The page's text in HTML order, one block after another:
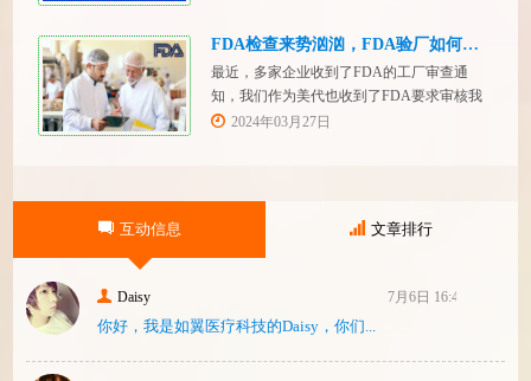
有关技术文件的要求。MDR技术文档结构：
FDA检查来势汹汹，FDA验厂如何应对？
最近，多家企业收到了FDA的工厂审查通
知，我们作为美代也收到了FDA要求审核我
们客户验厂的通知邮件。起因是2023年12
2024年03月27日
互动信息 文章排行
Daisy 7月6日 16:47
你好，我是如翼医疗科技的Daisy，你们...